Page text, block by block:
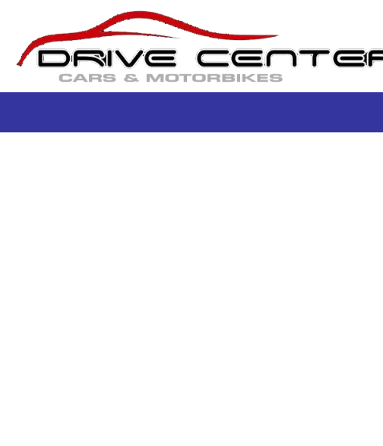
AREA PRIVATI